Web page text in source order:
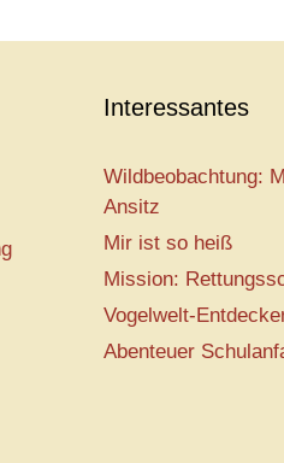
Interessantes
Wildbeobachtung:
Ansitz
Mir ist so heiß
Mission:
Vogelwelt-
Abenteuer